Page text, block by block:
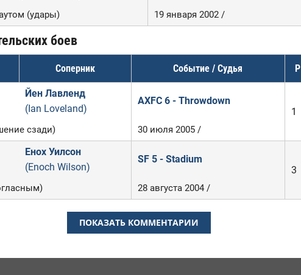
(удары) 19 января 2002 /
боев
Соперник Событие / Судья Р
Йен Лавленд
(Ian Loveland)
AXFC 6 - Throwdown
1
сзади) 30 июля 2005 /
Енох Уилсон
(Enoch Wilson)
SF 5 - Stadium
3
28 августа 2004 /
ПОКАЗАТЬ КОММЕНТАРИИ